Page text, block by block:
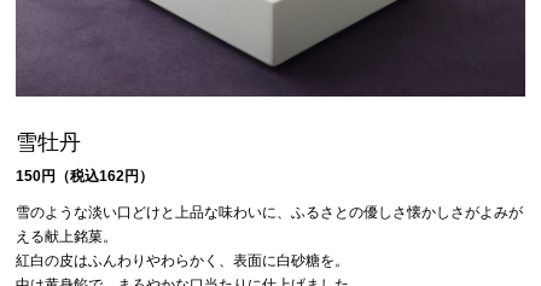
雪牡丹
150円（税込162円）
雪のような淡い口どけと上品な味わいに、ふるさとの優しさ懐かしさがよみが
える献上銘菓。
紅白の皮はふんわりやわらかく、表面に白砂糖を。